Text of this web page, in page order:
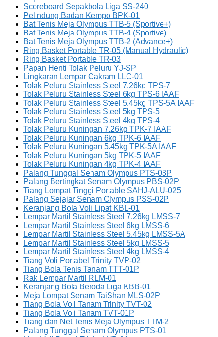
Scoreboard Sepakbola Liga SS-240
Pelindung Badan Kempo BPK-01
Bat Tenis Meja Olympus TTB-5 (Sportive+)
Bat Tenis Meja Olympus TTB-4 (Sportive)
Bat Tenis Meja Olympus TTB-2 (Advance+)
Ring Basket Portable TR-05 (Manual Hydraulic)
Ring Basket Portable TR-03
Papan Henti Tolak Peluru YJ-SP
Lingkaran Lempar Cakram LLC-01
Tolak Peluru Stainless Steel 7.26kg TPS-7
Tolak Peluru Stainless Steel 6kg TPS-6 IAAF
Tolak Peluru Stainless Steel 5.45kg TPS-5A IAAF
Tolak Peluru Stainless Steel 5kg TPS-5
Tolak Peluru Stainless Steel 4kg TPS-4
Tolak Peluru Kuningan 7.26kg TPK-7 IAAF
Tolak Peluru Kuningan 6kg TPK-6 IAAF
Tolak Peluru Kuningan 5.45kg TPK-5A IAAF
Tolak Peluru Kuningan 5kg TPK-5 IAAF
Tolak Peluru Kuningan 4kg TPK-4 IAAF
Palang Tunggal Senam Olympus PTS-03P
Palang Bertingkat Senam Olympus PBS-02P
Tiang Lompat Tinggi Portable SAHJ-ALU-025
Palang Sejajar Senam Olympus PSS-02P
Keranjang Bola Voli Lipat KBL-01
Lempar Martil Stainless Steel 7.26kg LMSS-7
Lempar Martil Stainless Steel 6kg LMSS-6
Lempar Martil Stainless Steel 5.45kg LMSS-5A
Lempar Martil Stainless Steel 5kg LMSS-5
Lempar Martil Stainless Steel 4kg LMSS-4
Tiang Voli Portabel Trinity TVP-02
Tiang Bola Tenis Tanam TTT-01P
Rak Lempar Martil RLM-01
Keranjang Bola Beroda Liga KBB-01
Meja Lompat Senam TaiShan MLS-02P
Tiang Bola Voli Tanam Trinity TVT-02
Tiang Bola Voli Tanam TVT-01P
Tiang dan Net Tenis Meja Olympus TTM-2
Palang Tunggal Senam Olympus PTS-01